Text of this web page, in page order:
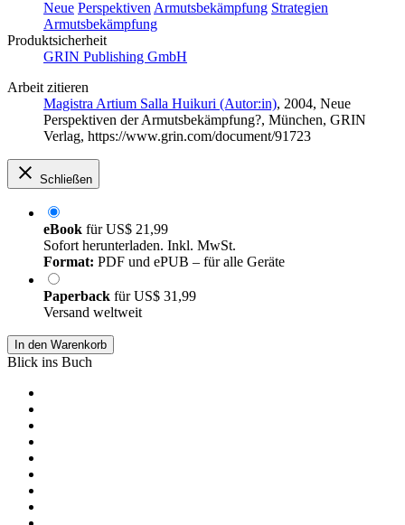
Neue Perspektiven Armutsbekämpfung Strategien
Armutsbekämpfung
Produktsicherheit
GRIN Publishing GmbH
Arbeit zitieren
Magistra Artium Salla Huikuri (Autor:in), 2004, Neue
Perspektiven der Armutsbekämpfung?, München, GRIN
Verlag, https://www.grin.com/document/91723
Schließen
eBook fürUS$ 21,99
Sofort herunterladen. Inkl. MwSt.
Format: PDF und ePUB – für alle Geräte
Paperback fürUS$ 31,99
Versand weltweit
In den Warenkorb
Blick ins Buch